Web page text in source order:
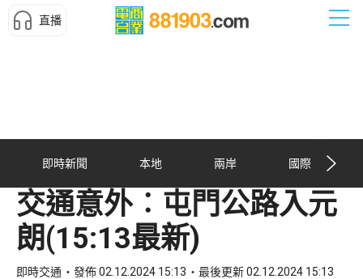
直播
即時新聞 本地 兩岸 國際
交通意外︰屯門公路入元
朗(15:13最新)
即時交通 發佈 02.12.2024 15:13 最後更新 02.12.2024 15:13